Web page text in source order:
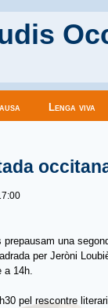
Lenga viva
una
per Jeròni
a 14h.
pel rescontre